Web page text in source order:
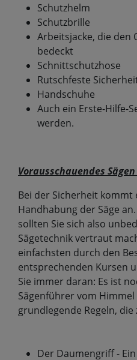
Schutzhelm
Schutzbrille
Arbeitsjacke, die den
bedeckt
Schnittschutzhose
Rutschfeste
Handschuhe
Auch ein Erste-Hilfe-
werden.
Vorausschauendes
Bei der Sicherheit kommt
Handhabung der Säge
sollten Sie sich also
Sägetechnik vertraut
einfachsten durch den
entsprechenden Kursen
Sie immer daran: Es ist
Sägenführer vom
grundlegende Regeln,
Der Daumengriff -